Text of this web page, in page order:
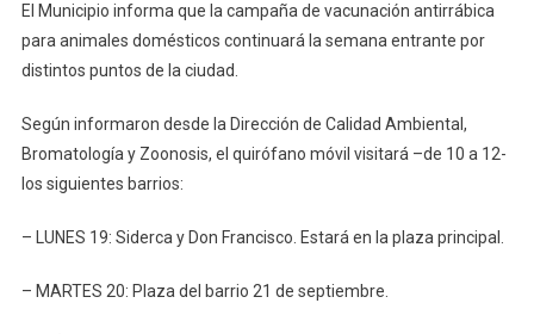
El Municipio informa que la campaña de vacunación antirrábica
para animales domésticos continuará la semana entrante por
distintos puntos de la ciudad.
Según informaron desde la Dirección de Calidad Ambiental,
Bromatología y Zoonosis, el quirófano móvil visitará –de 10 a 12-
los siguientes barrios:
– LUNES 19: Siderca y Don Francisco. Estará en la plaza principal.
– MARTES 20: Plaza del barrio 21 de septiembre.